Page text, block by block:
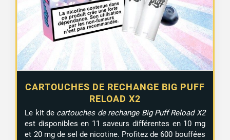
CARTOUCHES DE RECHANGE BIG PUFF
RELOAD X2
Le kit de cartouches de rechange Big Puff Reload X2
est disponibles en 11 saveurs différentes en 10 mg
et 20 mg de sel de nicotine. Profitez de 600 bouffées